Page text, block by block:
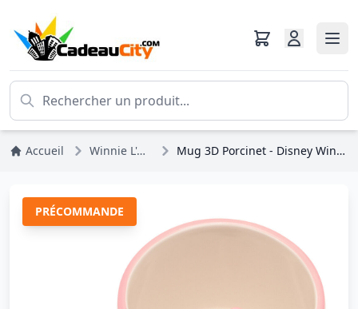
Accueil Winnie L'ourson Mug 3D Porcinet - Disney Winnie l'Ourson
PRÉCOMMANDE